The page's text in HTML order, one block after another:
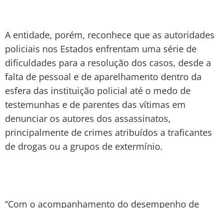
A entidade, porém, reconhece que as autoridades
policiais nos Estados enfrentam uma série de
dificuldades para a resolução dos casos, desde a
falta de pessoal e de aparelhamento dentro da
esfera das instituição policial até o medo de
testemunhas e de parentes das vítimas em
denunciar os autores dos assassinatos,
principalmente de crimes atribuídos a traficantes
de drogas ou a grupos de extermínio.
“Com o acompanhamento do desempenho de